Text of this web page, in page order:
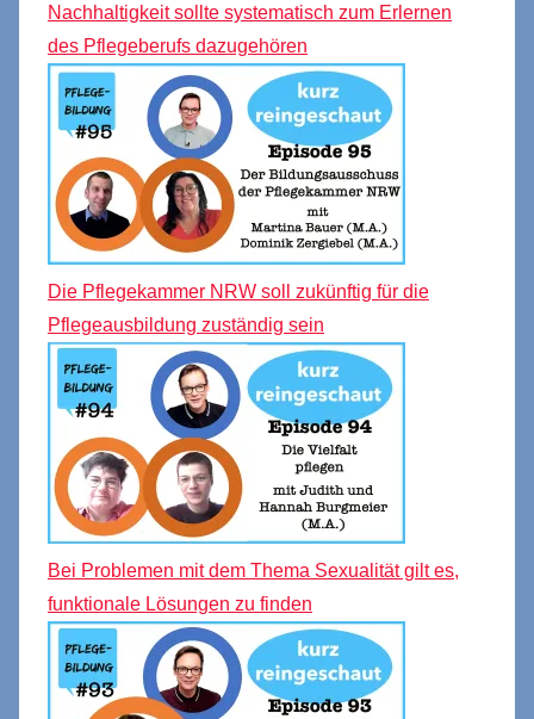
Nachhaltigkeit sollte systematisch zum Erlernen
des Pflegeberufs dazugehören
Die Pflegekammer NRW soll zukünftig für die
Pflegeausbildung zuständig sein
Bei Problemen mit dem Thema Sexualität gilt es,
funktionale Lösungen zu finden